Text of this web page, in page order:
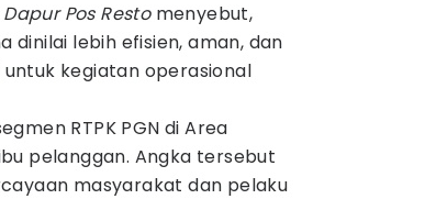
Dapur Pos Restomenyebut,
dinilai lebih efisien, aman, dan
kegiatan operasional
RTPK PGN di Area
pelanggan. Angka tersebut
masyarakat dan pelaku